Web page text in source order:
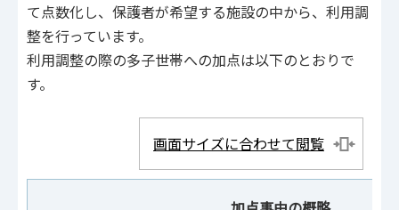
て点数化し、保護者が希望する施設の中から、利用調
整を行っています。
利用調整の際の多子世帯への加点は以下のとおりで
す。
画面サイズに合わせて閲覧